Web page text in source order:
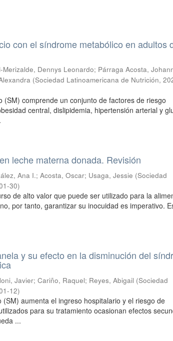
con el síndrome metabólico en adultos
Merizalde, Dennys Leonardo; Párraga Acosta,
(Sociedad Latinoamericana de Nutrición,
(SM) comprende un conjunto de factores de riesgo
central, dislipidemia, hipertensión arterial y
leche materna donada. Revisión
Ana I.;Acosta, Oscar; Usaga, Jessie (Sociedad
30)
de alto valor que puede ser utilizado para la
por tanto, garantizar su inocuidad es imperativo.
y su efecto en la disminución del
Javier;Cariño, Raquel; Reyes, Abigail (Sociedad
12)
aumenta el ingreso hospitalario y el riesgo de
para su tratamiento ocasionan efectos
...